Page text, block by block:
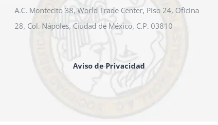
A.C. Montecito 38, World Trade Center, Piso 24, Oficina
28, Col. Nápoles, Ciudad de México, C.P. 03810
Aviso de Privacidad